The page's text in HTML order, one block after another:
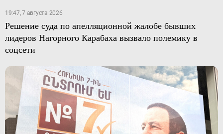
19:47, 7 августа 2026
Решение суда по апелляционной жалобе бывших
лидеров Нагорного Карабаха вызвало полемику в
соцсети